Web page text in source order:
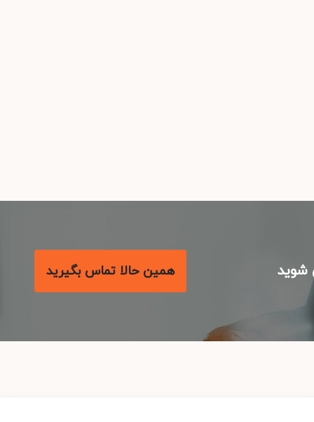
همین حالا تماس بگیرید